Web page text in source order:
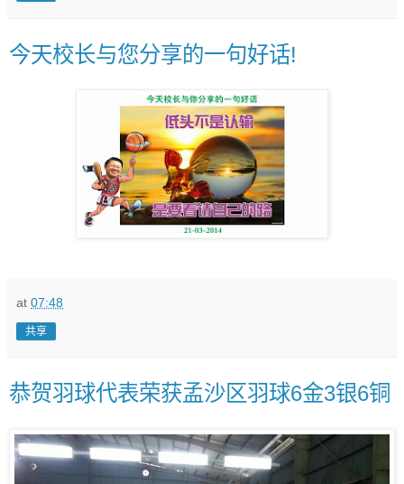
今天校长与您分享的一句好话!
at 07:48
共享
恭贺羽球代表荣获孟沙区羽球6金3银6铜